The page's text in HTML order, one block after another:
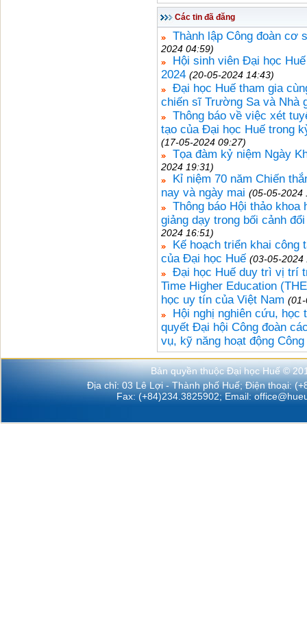
Các tin đã đăng
Thành lập Công đoàn cơ
2024 04:59)
Hội sinh viên Đại học
2024 (20-05-2024 14:43)
Đại học Huế tham gia
chiến sĩ Trường Sa và Nhà
Thông báo về việc xét
tạo của Đại học Huế trong
(17-05-2024 09:27)
Tọa đàm kỷ niệm Ngày
2024 19:31)
Kỉ niệm 70 năm Chiến
nay và ngày mai (05-05-2024
Thông báo Hội thảo
giảng dạy trong bối cảnh
2024 16:51)
Kế hoạch triển khai công
của Đại học Huế (03-05-2024
Đại học Huế duy trì vị trí
Time Higher Education
học uy tín của Việt Nam
Hội nghị nghiên cứu,
quyết Đại hội Công đoàn
vụ, kỹ năng hoạt động Công
Bản quyền thuộc Đại học Huế ©
Địa chỉ: 03 Lê Lợi - Thành phố Huế; Điện thoại:
Fax: (+84)234.3825902; Email: